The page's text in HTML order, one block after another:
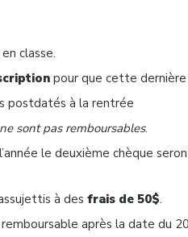
classe.
pour que cette
postdatés à la rentrée
ne sont pas remboursables.
le deuxième chèque
à des frais de 50$.
après la date du